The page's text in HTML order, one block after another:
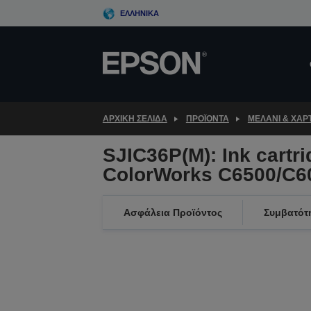
to
ΕΛΛΗΝΙΚΆ
ΑΡΧΙΚΗ ΣΕΛΙΔΑ ΠΡΟΪΌΝΤΑ ΜΕΛΆΝΙ &
SJIC36P(M): Ink
ColorWorks C6500/
Ασφάλεια Προϊόντος